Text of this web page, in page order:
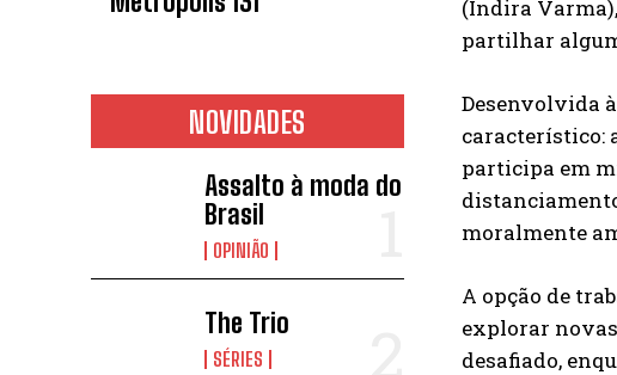
NOVIDADES
Assalto à moda do
Brasil
OPINIÃO
The Trio
SÉRIES
(Indira Varma),
partilhar
Desenvolvida
característico:
participa em
moralmente
A opção de
explorar novas
desafiado,